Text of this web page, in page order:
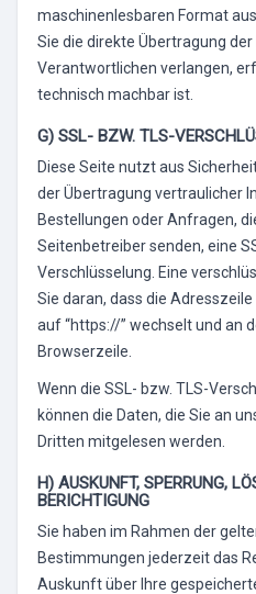
maschinenlesbaren Format
Sie die direkte Übertragung
Verantwortlichen verlangen,
technisch machbar ist.
G) SSL- BZW. TLS-
Diese Seite nutzt aus
der Übertragung vertraulicher
Bestellungen oder Anfragen,
Seitenbetreiber senden, eine
Verschlüsselung. Eine
Sie daran, dass die
auf “https://” wechselt und an
Browserzeile.
Wenn die SSL- bzw. TLS-
können die Daten, die Sie an
Dritten mitgelesen werden.
H) AUSKUNFT, SPERRUNG,
BERICHTIGUNG
Sie haben im Rahmen der
Bestimmungen jederzeit das
Auskunft über Ihre